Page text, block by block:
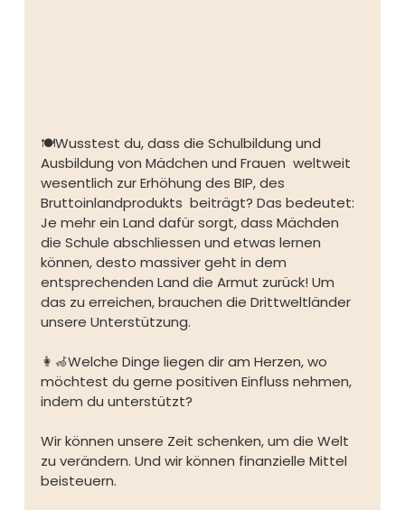
🍽️Wusstest du, dass die Schulbildung und
Ausbildung von Mädchen und Frauen  weltweit
wesentlich zur Erhöhung des BIP, des
Bruttoinlandprodukts  beiträgt? Das bedeutet:
Je mehr ein Land dafür sorgt, dass Mächden
die Schule abschliessen und etwas lernen
können, desto massiver geht in dem
entsprechenden Land die Armut zurück! Um
das zu erreichen, brauchen die Drittweltländer
unsere Unterstützung. ⁠
👩‍🦽Welche Dinge liegen dir am Herzen, wo
möchtest du gerne positiven Einfluss nehmen,
indem du unterstützt?⁠
Wir können unsere Zeit schenken, um die Welt
zu verändern. Und wir können finanzielle Mittel
beisteuern.⁠